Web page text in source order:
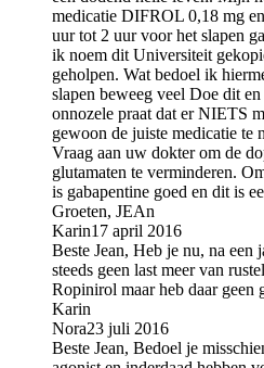
medicatie DIFROL 0,18 mg
uur tot 2 uur voor het slapen
ik noem dit Universiteit
geholpen. Wat bedoel ik
slapen beweeg veel Doe dit
onnozele praat dat er NIETS
gewoon de juiste medicatie te
Vraag aan uw dokter om de
glutamaten te verminderen.
is gabapentine goed en dit is
Groeten, JEAn
Karin17 april 2016
Beste Jean, Heb je nu, na
steeds geen last meer van
Ropinirol maar heb daar geen
Karin
Nora23 juli 2016
Beste Jean, Bedoel je